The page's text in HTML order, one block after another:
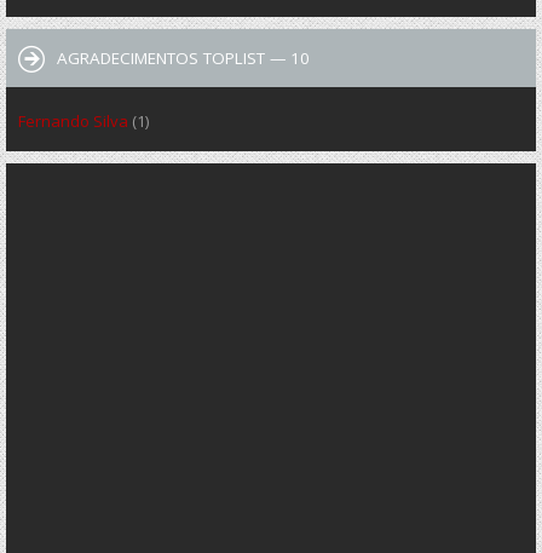
AGRADECIMENTOS TOPLIST — 10
Fernando Silva (1)